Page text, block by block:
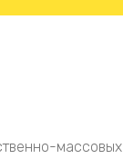
массовых